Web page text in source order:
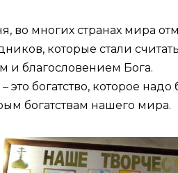
во многих странах мира
которые стали
и благословением Бога.
это богатство, которое
богатствам нашего мира.